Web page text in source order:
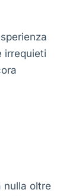
irrequieti
nulla oltre